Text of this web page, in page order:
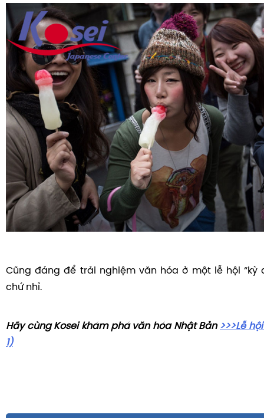
Cũng đáng để trải nghiệm văn hóa ở một lễ hội “kỳ
chứ nhỉ.
Hãy cùng Kosei khám phá văn hóa Nhật Bản >>>Lễ
1)